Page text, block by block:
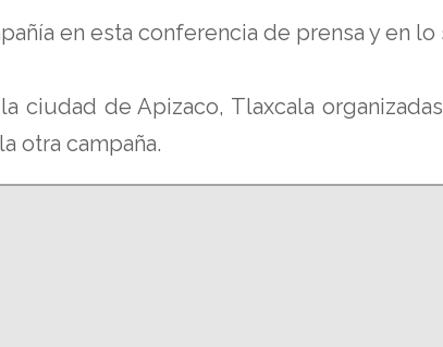
en esta conferencia de prensa y en lo
ciudad de Apizaco, Tlaxcala
otra campaña.